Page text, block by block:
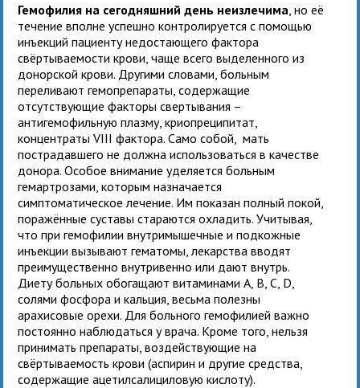
Гемофилия на сегодняшний день неизлечима , но её
течение вполне успешно контролируется с помощью
инъекций пациенту недостающего фактора
свёртываемости крови, чаще всего выделенного из
донорской крови. Другими словами, больным
переливают гемопрепараты, содержащие
отсутствующие факторы свертывания –
антигемофильную плазму, криопреципитат,
концентраты VIII фактора. Само собой, мать
пострадавшего не должна использоваться в качестве
донора. Особое внимание уделяется больным
гемартрозами, которым назначается
симптоматическое лечение. Им показан полный покой,
поражённые суставы стараются охладить. Учитывая,
что при гемофилии внутримышечные и подкожные
инъекции вызывают гематомы, лекарства вводят
преимущественно внутривенно или дают внутрь.
Диету больных обогащают витаминами А, В, С, D,
солями фосфора и кальция, весьма полезны
арахисовые орехи. Для больного гемофилией важно
постоянно наблюдаться у врача. Кроме того, нельзя
принимать препараты, воздействующие на
свёртываемость крови (аспирин и другие средства,
содержащие ацетилсалициловую кислоту).